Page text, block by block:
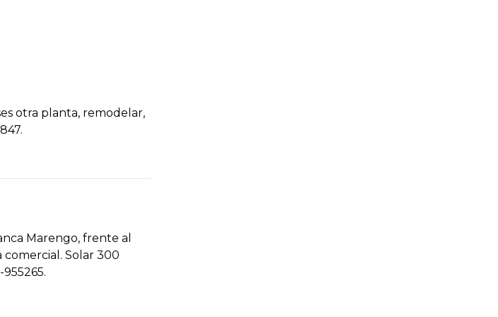
otra planta, remodelar,
Marengo, frente al
comercial. Solar 300